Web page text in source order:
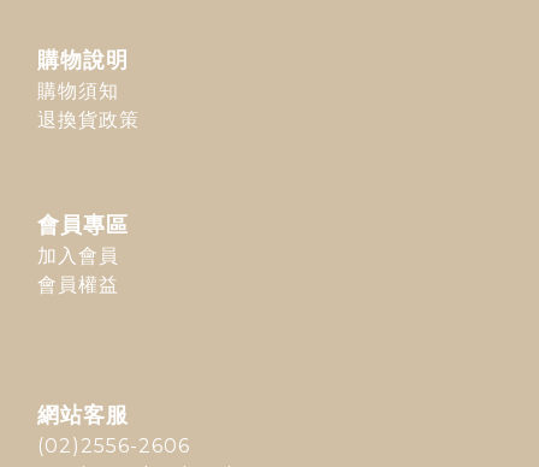
購物說明
購物須知
退換貨政策
會員專區
加入會員
會員權益
網站客服
(02)2556-2606